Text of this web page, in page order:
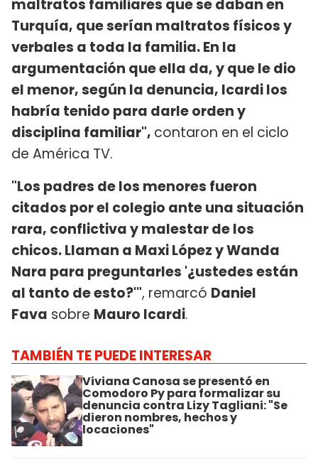
maltratos familiares que se daban en
Turquía, que serían maltratos físicos y
verbales a toda la familia. En la
argumentación que ella da, y que le dio
el menor, según la denuncia, Icardi los
habría tenido para darle orden y
disciplina familiar", contaron en el ciclo
de América TV.
"Los padres de los menores fueron
citados por el colegio ante una situación
rara, conflictiva y malestar de los
chicos. Llaman a Maxi López y Wanda
Nara para preguntarles '¿ustedes están
al tanto de esto?'", remarcó Daniel
Fava sobre Mauro Icardi.
TAMBIÉN TE PUEDE INTERESAR
Viviana Canosa se presentó en
Comodoro Py para formalizar su
denuncia contra Lizy Tagliani: "Se
dieron nombres, hechos y
locaciones"